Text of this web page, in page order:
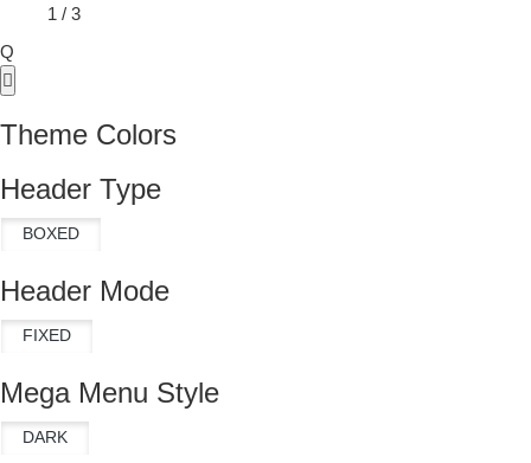
1 / 3
Q
Theme Colors
Header Type
Header Mode
Mega Menu Style